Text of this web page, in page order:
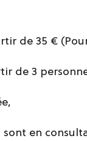
de 35 €
de 3
sont en